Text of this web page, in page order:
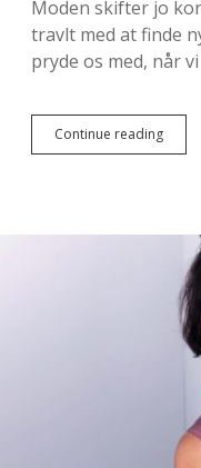
Moden skifter jo
travlt med at finde
pryde os med, når
Continue readingModen
skifter